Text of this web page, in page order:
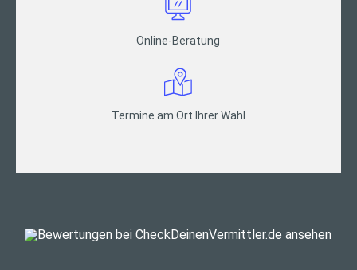
Online-Beratung
Termine am Ort Ihrer Wahl